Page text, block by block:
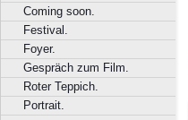
Coming soon.
Festival.
Foyer.
Gespräch zum Film.
Roter Teppich.
Portrait.